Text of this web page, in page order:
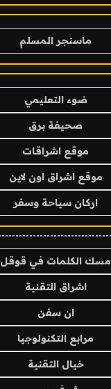
ماسنجر المسلم
ضوء التعليمي
صحيفة برق
موقع اشراقات
موقع اشراق اون لاين
اركان سياحة وسفر
مسك الكلمات في قوقل
اشراق التقنية
ان سفن
مرابع التكنولوجيا
خيال التقنية